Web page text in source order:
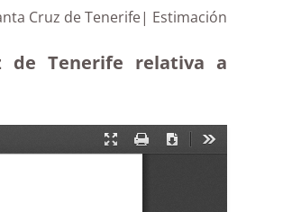
Cruz de Tenerife| Estimación
de Tenerife relativa a